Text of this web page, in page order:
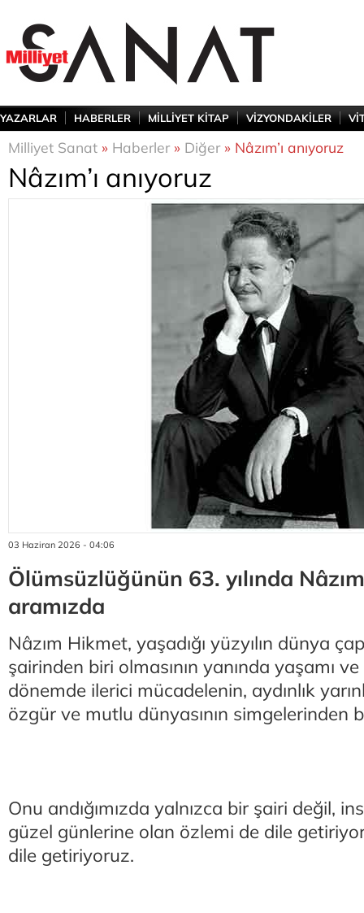
YAZARLAR HABERLER MİLLİYET KİTAP VİZYONDAKİLER
Milliyet Sanat » Haberler» Diğer» Nâzım’ı anıyoruz
Nâzım’ı anıyoruz
03 Haziran 2026 - 04:06
Ölümsüzlüğünün 63. yılında
aramızda
Nâzım Hikmet, yaşadığı yüzyılın dünya
şairinden biri olmasının yanında yaşamı
dönemde ilerici mücadelenin, aydınlık
özgür ve mutlu dünyasının simgelerinden
Onu andığımızda yalnızca bir şairi değil,
güzel günlerine olan özlemi de dile
dile getiriyoruz.